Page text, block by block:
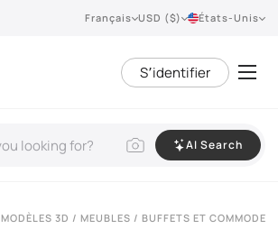
Français USD ($) États-Unis
S՚identifier
AI Search
MODÈLES 3D / MEUBLES / BUFFETS ET COMMODES
VIEW 360°